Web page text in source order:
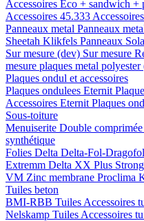
Accessoires Eco + sandwich +
Accessoires 45.333
Panneaux metal Panneaux
Sheetah Klikfels Panneaux
Sur mesure (dev) Sur mesure
mesure plaques metal polyester
Plaques ondul et accessoires
Plaques ondulees Eternit
Accessoires Eternit Plaques
Sous-toiture
Menuiserite Double comprimée
synthétique
Folies Delta Delta-Fol-Dragofol
Extremm Delta XX Plus Strong
VM Zinc membrane Proclima
Tuiles beton
BMI-RBB Tuiles Accessoires
Nelskamp Tuiles Accessoires